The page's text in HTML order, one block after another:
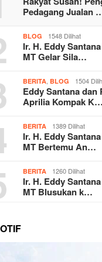
Pedagang Jualan
BLOG 1548 Dilihat
Ir. H. Eddy
MT Gelar Sila…
BERITA ,BLOG 1504
Eddy Santana dan
Aprilia Kompak K…
BERITA 1389 Dilihat
Ir. H. Eddy
MT Bertemu An…
BERITA 1260 Dilihat
Ir. H. Eddy
MT Blusukan k…